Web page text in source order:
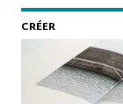
CRÉER